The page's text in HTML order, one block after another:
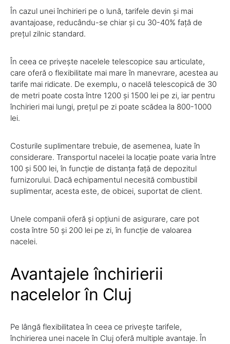
În cazul unei închirieri pe o lună, tarifele devin și mai
avantajoase, reducându-se chiar și cu 30-40% față de
prețul zilnic standard.
În ceea ce privește nacelele telescopice sau articulate,
care oferă o flexibilitate mai mare în manevrare, acestea au
tarife mai ridicate. De exemplu, o nacelă telescopică de 30
de metri poate costa între 1200 și 1500 lei pe zi, iar pentru
închirieri mai lungi, prețul pe zi poate scădea la 800-1000
lei.
Costurile suplimentare trebuie, de asemenea, luate în
considerare. Transportul nacelei la locație poate varia între
100 și 500 lei, în funcție de distanța față de depozitul
furnizorului. Dacă echipamentul necesită combustibil
suplimentar, acesta este, de obicei, suportat de client.
Unele companii oferă și opțiuni de asigurare, care pot
costa între 50 și 200 lei pe zi, în funcție de valoarea
nacelei.
Avantajele închirierii
nacelelor în Cluj
Pe lângă flexibilitatea în ceea ce privește tarifele,
închirierea unei nacele în Cluj oferă multiple avantaje. În